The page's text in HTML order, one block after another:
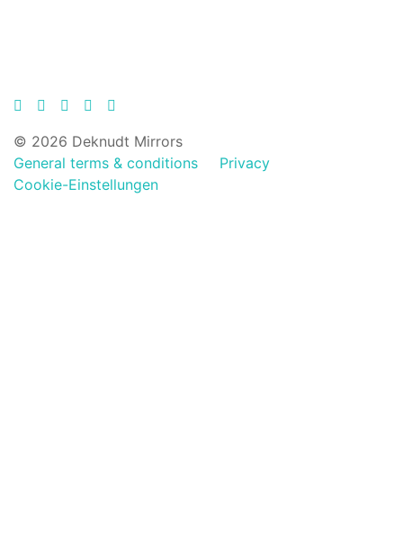
© 2026 Deknudt Mirrors
General terms & conditions
Privacy
Cookie-Einstellungen